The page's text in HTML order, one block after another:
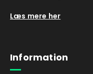
Læs mere her
Information